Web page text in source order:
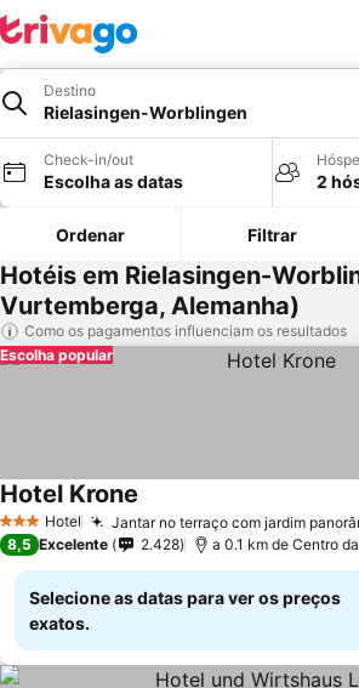
Destino
Rielasingen-Worblingen
Check-in/out
Escolha as datas 2
Ordenar Filtrar
Hotéis em Rielasingen-
Vurtemberga, Alemanha)
Como os pagamentos influenciam os resultados
Escolha popular
3 EstrelasHotel Jantar no terraço com jardim
Hotel Krone
8,5 Excelente 2.428 a 0.1 km de Centro
Selecione as datas para ver os preços
exatos.